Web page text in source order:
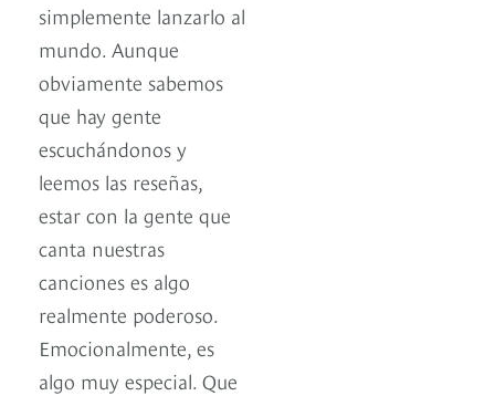
simplemente lanzarlo al
mundo. Aunque
obviamente sabemos
que hay gente
escuchándonos y
leemos las reseñas,
estar con la gente que
canta nuestras
canciones es algo
realmente poderoso.
Emocionalmente, es
algo muy especial. Que